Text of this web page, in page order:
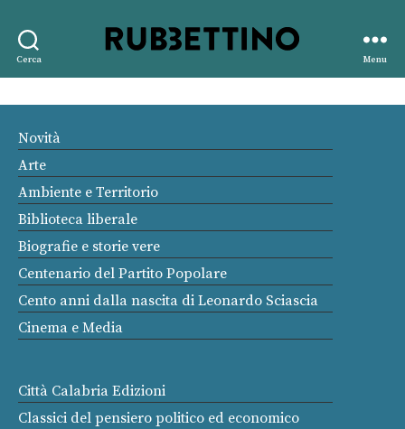
Cerca
editore
Menu
Novità
Arte
Ambiente e Territorio
Biblioteca liberale
Biografie e storie vere
Centenario del Partito Popolare
Cento anni dalla nascita di Leonardo Sciascia
Cinema e Media
Città Calabria Edizioni
Classici del pensiero politico ed economico